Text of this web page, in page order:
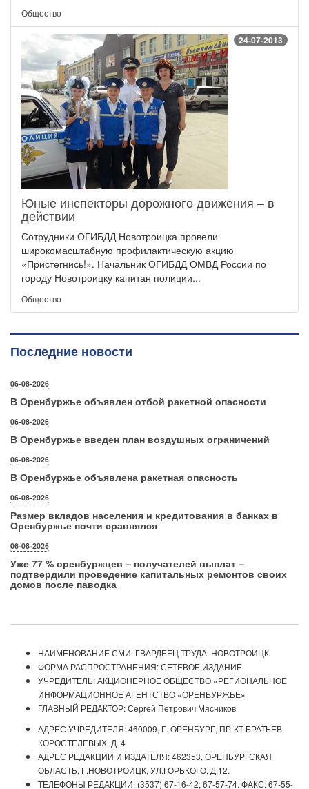
Общество
24-07-2013
Юные инспекторы дорожного движения – в
действии
Сотрудники ОГИБДД Новотроицка провели
широкомасштабную профилактическую акцию
«Пристегнись!». Начальник ОГИБДД ОМВД России по
городу Новотроицку капитан полиции...
Общество
Последние новости
06-08-2026
В Оренбуржье объявлен отбой ракетной опасности
06-08-2026
В Оренбуржье введен план воздушных ограничений
06-08-2026
В Оренбуржье объявлена ракетная опасность
06-08-2026
Размер вкладов населения и кредитования в банках в
Оренбуржье почти сравнялся
06-08-2026
Уже 77 % оренбуржцев – получателей выплат –
подтвердили проведение капитальных ремонтов своих
домов после паводка
НАИМЕНОВАНИЕ СМИ: ГВАРДЕЕЦ ТРУДА. НОВОТРОИЦК
ФОРМА РАСПРОСТРАНЕНИЯ: СЕТЕВОЕ ИЗДАНИЕ
УЧРЕДИТЕЛЬ: АКЦИОНЕРНОЕ ОБЩЕСТВО «РЕГИОНАЛЬНОЕ
ИНФОРМАЦИОННОЕ АГЕНТСТВО «ОРЕНБУРЖЬЕ»
ГЛАВНЫЙ РЕДАКТОР: Сергей Петрович Мясников
АДРЕС УЧРЕДИТЕЛЯ: 460009, Г. ОРЕНБУРГ, ПР-КТ БРАТЬЕВ
КОРОСТЕЛЕВЫХ, Д. 4
АДРЕС РЕДАКЦИИ И ИЗДАТЕЛЯ: 462353, ОРЕНБУРГСКАЯ
ОБЛАСТЬ, Г.НОВОТРОИЦК, УЛ.ГОРЬКОГО, Д.12.
ТЕЛЕФОНЫ РЕДАКЦИИ: (3537) 67-16-42; 67-57-74. ФАКС: 67-55-